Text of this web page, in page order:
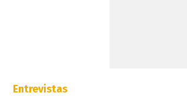
Entrevistas